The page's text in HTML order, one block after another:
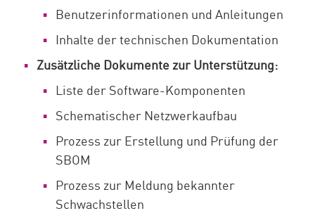
Benutzerinformationen und Anleitungen
Inhalte der technischen Dokumentation
Zusätzliche Dokumente zur Unterstützung:
Liste der Software-Komponenten
Schematischer Netzwerkaufbau
Prozess zur Erstellung und Prüfung der
SBOM
Prozess zur Meldung bekannter
Schwachstellen